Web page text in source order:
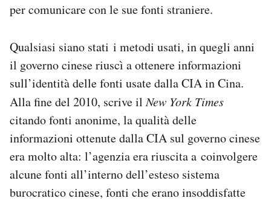
per comunicare con le sue fonti straniere.
Qualsiasi siano stati i metodi usati, in quegli anni
il governo cinese riuscì a ottenere informazioni
sull’identità delle fonti usate dalla CIA in Cina.
Alla fine del 2010, scrive ilNew York Times
citando fonti anonime, la qualità delle
informazioni ottenute dalla CIA sul governo cinese
era molto alta: l’agenzia era riuscita a coinvolgere
alcune fonti all’interno dell’esteso sistema
burocratico cinese, fonti che erano insoddisfatte